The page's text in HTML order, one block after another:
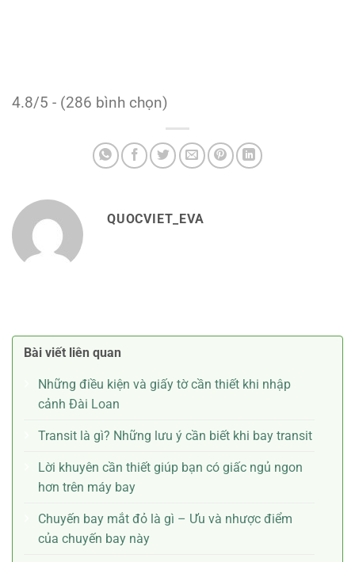
4.8/5 - (286 bình chọn)
QUOCVIET_EVA
Bài viết liên quan
Những điều kiện và giấy tờ cần thiết khi nhập
cảnh Đài Loan
Transit là gì? Những lưu ý cần biết khi bay transit
Lời khuyên cần thiết giúp bạn có giấc ngủ ngon
hơn trên máy bay
Chuyến bay mắt đỏ là gì – Ưu và nhược điểm
của chuyến bay này